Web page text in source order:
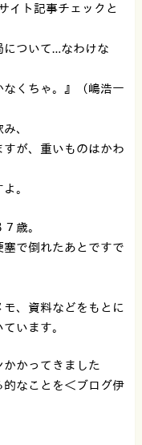
イト記事チェックと
について…なわけな
くちゃ。』（嶋浩一
、
が、重いものはかわ
。
歳。
で倒れたあとですで
、資料などをもとに
います。
かってきました
なことを＜ブログ伊